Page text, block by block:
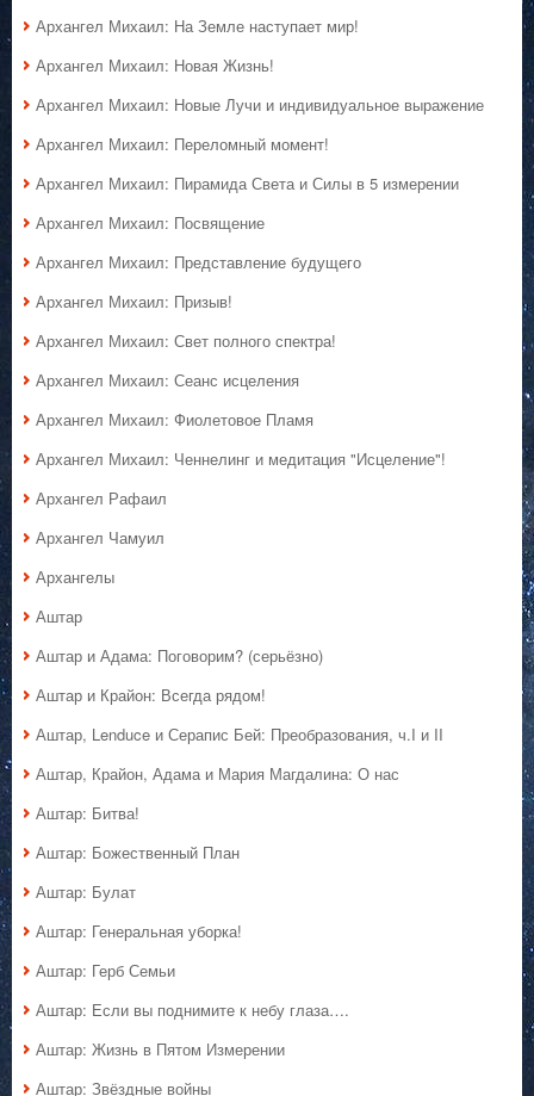
Архангел Михаил: На Земле наступает мир!
Архангел Михаил: Новая Жизнь!
Архангел Михаил: Новые Лучи и индивидуальное выражение
Архангел Михаил: Переломный момент!
Архангел Михаил: Пирамида Света и Силы в 5 измерении
Архангел Михаил: Посвящение
Архангел Михаил: Представление будущего
Архангел Михаил: Призыв!
Архангел Михаил: Свет полного спектра!
Архангел Михаил: Сеанс исцеления
Архангел Михаил: Фиолетовое Пламя
Архангел Михаил: Ченнелинг и медитация "Исцеление"!
Архангел Рафаил
Архангел Чамуил
Архангелы
Аштар
Аштар и Адама: Поговорим? (серьёзно)
Аштар и Крайон: Всегда рядом!
Аштар, Lenduce и Серапис Бей: Преобразования, ч.I и II
Аштар, Крайон, Адама и Мария Магдалина: О нас
Аштар: Битва!
Аштар: Божественный План
Аштар: Булат
Аштар: Генеральная уборка!
Аштар: Герб Семьи
Аштар: Если вы поднимите к небу глаза….
Аштар: Жизнь в Пятом Измерении
Аштар: Звёздные войны